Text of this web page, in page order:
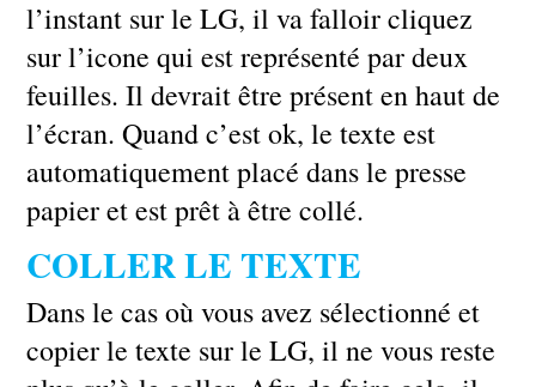
l’instant sur le LG, il va falloir cliquez
sur l’icone qui est représenté par deux
feuilles. Il devrait être présent en haut de
l’écran. Quand c’est ok, le texte est
automatiquement placé dans le presse
papier et est prêt à être collé.
COLLER LE TEXTE
Dans le cas où vous avez sélectionné et
copier le texte sur le LG, il ne vous reste